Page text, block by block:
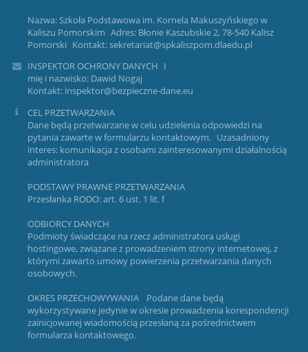
Nazwa: Szkoła Podstawowa im. Kornela Makuszyńskiego w
Kaliszu Pomorskim Adres: Błonie Kaszubskie 2, 78-540 Kalisz
Pomorski Kontakt: sekretariat@spkaliszpom.dlaedu.pl
INSPEKTOR OCHRONY DANYCH I
mię i nazwisko: Dawid Nogaj
Kontakt: inspektor@bezpieczne-dane.eu
CEL PRZETWARZANIA
Dane będą przetwarzane w celu udzielenia odpowiedzi na
pytania zawarte w formularzu kontaktowym. Uzasadniony
interes: komunikacja z osobami zainteresowanymi działalnością
administratora
PODSTAWY PRAWNE PRZETWARZANIA
Przesłanka RODO: art. 6 ust. 1 lit. f
ODBIORCY DANYCH
Podmioty świadczące na rzecz administratora usługi
hostingowe, związane z prowadzeniem strony internetowej, z
którymi zawarto umowy powierzenia przetwarzania danych
osobowych.
OKRES PRZECHOWYWANIA Podane dane będą
wykorzystywane jedynie w okresie prowadzenia korespondencji
zainicjowanej wiadomością przesłaną za pośrednictwem
formularza kontaktowego.